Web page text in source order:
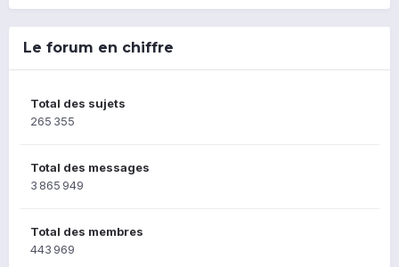
Le forum en chiffre
Total des sujets
265 355
Total des messages
3 865 949
Total des membres
443 969